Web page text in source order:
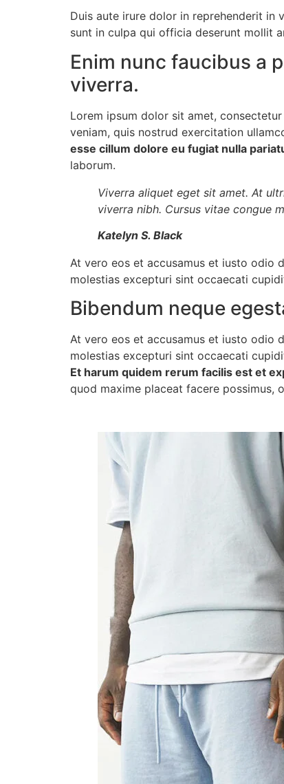
Duis aute irure dolor in reprehenderit
sunt in culpa qui officia deserunt mollit
Enim nunc faucibus a
viverra.
Lorem ipsum dolor sit amet,
veniam, quis nostrud exercitation
esse cillum dolore eu fugiat nulla
laborum.
Viverra aliquet eget sit amet. At
viverra nibh. Cursus vitae congue
Katelyn S. Black
At vero eos et accusamus et iusto odio
molestias excepturi sint occaecati
Bibendum neque
At vero eos et accusamus et iusto odio
molestias excepturi sint occaecati
Et harum quidem rerum facilis est et
quod maxime placeat facere possimus,